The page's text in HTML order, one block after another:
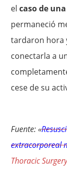
el caso de
permaneció
tardaron hora
conectarla a
cese de su
Fuente: «
extracorporeal
Thoracic